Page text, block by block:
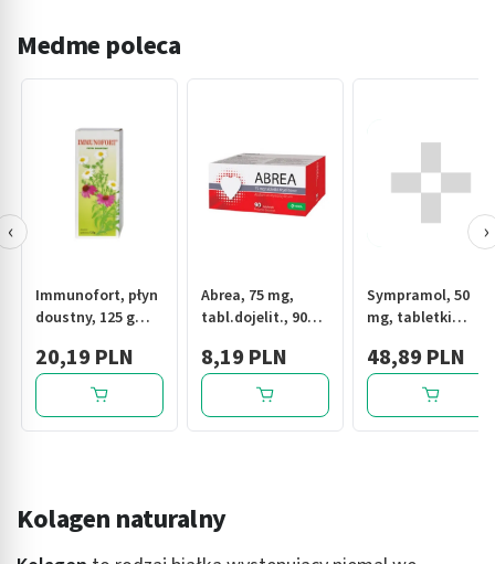
Medme poleca
Immunofort, płyn
doustny, 125 g
20,19 PLN
Abrea, 75 mg,
tabl.dojelit., 90
8,19 PLN
Sympramol, 50
mg, tabletki
48,89 PLN
‹ ›
Kolagen naturalny